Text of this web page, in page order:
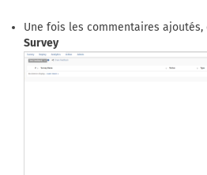
Une fois les commentaires
Survey